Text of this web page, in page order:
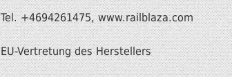
Tel. +4694261475, www.railblaza.com
EU-Vertretung des Herstellers